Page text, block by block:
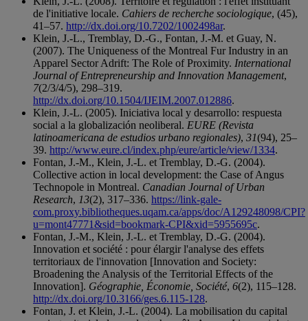
de l'initiative locale. Cahiers de recherche sociologique, (45),
41–57. http://dx.doi.org/10.7202/1002498ar.
Klein, J.-L., Tremblay, D.-G., Fontan, J.-M. et Guay, N.
(2007). The Uniqueness of the Montreal Fur Industry in an
Apparel Sector Adrift: The Role of Proximity. International
Journal of Entrepreneurship and Innovation Management,
7(2/3/4/5), 298–319.
http://dx.doi.org/10.1504/IJEIM.2007.012886.
Klein, J.-L. (2005). Iniciativa local y desarrollo: respuesta
social a la globalización neoliberal. EURE (Revista
latinoamericana de estudios urbano regionales), 31(94), 25–
39. http://www.eure.cl/index.php/eure/article/view/1334.
Fontan, J.-M., Klein, J.-L. et Tremblay, D.-G. (2004).
Collective action in local development: the Case of Angus
Technopole in Montreal. Canadian Journal of Urban
Research, 13(2), 317–336. https://link-gale-
com.proxy.bibliotheques.uqam.ca/apps/doc/A129248098/CPI?
u=mont47771&sid=bookmark-CPI&xid=5955695c.
Fontan, J.-M., Klein, J.-L. et Tremblay, D.-G. (2004).
Innovation et société : pour élargir l'analyse des effets
territoriaux de l'innovation [Innovation and Society:
Broadening the Analysis of the Territorial Effects of the
Innovation]. Géographie, Économie, Société, 6(2), 115–128.
http://dx.doi.org/10.3166/ges.6.115-128.
Fontan, J. et Klein, J.-L. (2004). La mobilisation du capital